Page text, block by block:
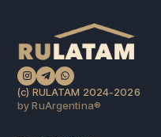
(c) RULATAM 2024-2026
by RuArgentina®️